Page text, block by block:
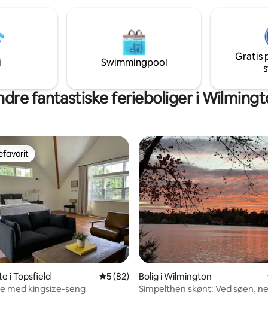
ikoniske Newbury St. Et væld
byrestauranter og
giver en række muligheder
YMCA ved siden af!
Nyd bygningens faciliteter
fitnesscenter og klubrum,
parkering og nem adgang til
pendlerjernbane. Perfekt til
Swimmingpool
Gratis
fantastiske ferieboliger i
i Topsfield 5 ud af 5 i gennemsnitlig bedømmelse,
5 (82)
med kingsize-seng
Bolig i Wilmington
Simpelthen skønt: Ved søen,